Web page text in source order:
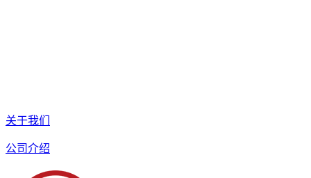
关于我们
公司介绍